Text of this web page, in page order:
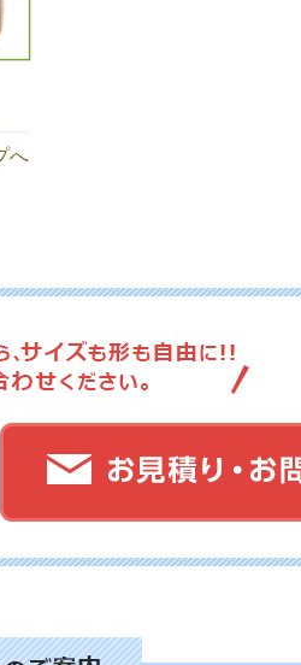
へ
No.15-058
No.15-050